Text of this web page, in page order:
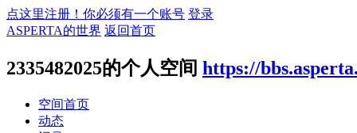
点这里注册！你必须有一个账号 登录
ASPERTA的世界 返回首页
2335482025的个人空间 https://
空间首页
动态